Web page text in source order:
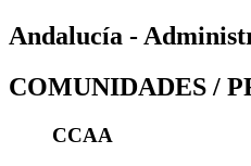
Andalucía -
COMUNIDADES /
CCAA